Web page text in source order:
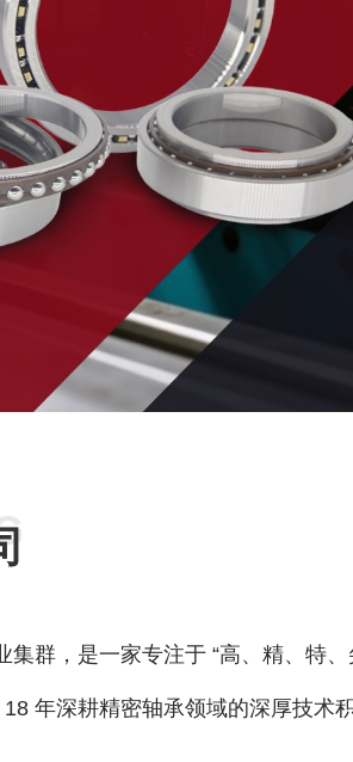
群，是一家专注于 “高、精、特、
年深耕精密轴承领域的深厚技术